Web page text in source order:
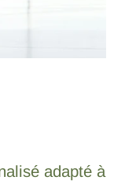
adapté à